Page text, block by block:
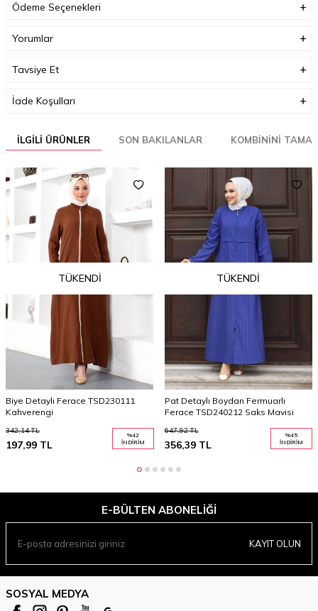
Boyutlar (cm)
Ağırlık (Kg)
Ödeme Seçenekleri
Yorumlar
Tavsiye Et
İade Koşulları
İLGILI ÜRÜNLER SON BAKILANLAR KOMBININI
TÜKENDI
Biye Detaylı Ferace TSD230111
Kahverengi
342,14TL
197,99 TL
%42
İNDIRIM
TÜKENDI
Pat Detaylı Boydan Fermuarlı
Ferace TSD240212 Saks Mavisi
647,92TL
356,39TL
%45
İNDIRIM
E-BÜLTEN ABONELIĞI
KAYIT OLUN
SOSYAL MEDYA